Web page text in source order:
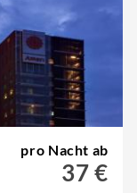
pro Nacht ab
37 €